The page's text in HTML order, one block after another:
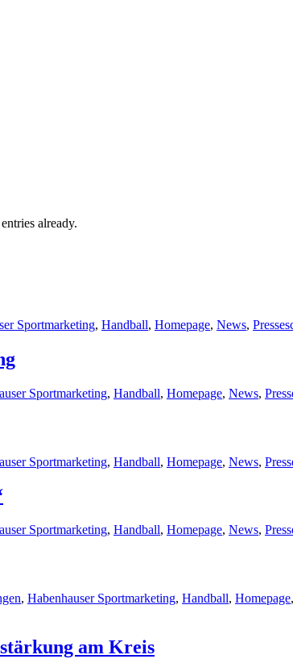
already.
Sportmarketing, Handball, Homepage, News,
Sportmarketing, Handball, Homepage, News,
Sportmarketing, Handball, Homepage, News,
Sportmarketing, Handball, Homepage, News,
, Habenhauser Sportmarketing, Handball, Homepage,
am Kreis